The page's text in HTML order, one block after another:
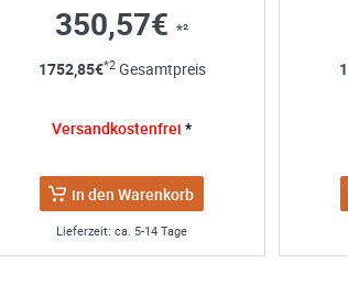
e-mail*:
Zustimmung zur Datenverarbeitung
werden. Die Daten werden
Datenschutzerklärung
350,57€ *²
1752,85€*2Gesamtpreis
Versandkostenfrei *
in den Warenkorb
Lieferzeit: ca. 5-14 Tage